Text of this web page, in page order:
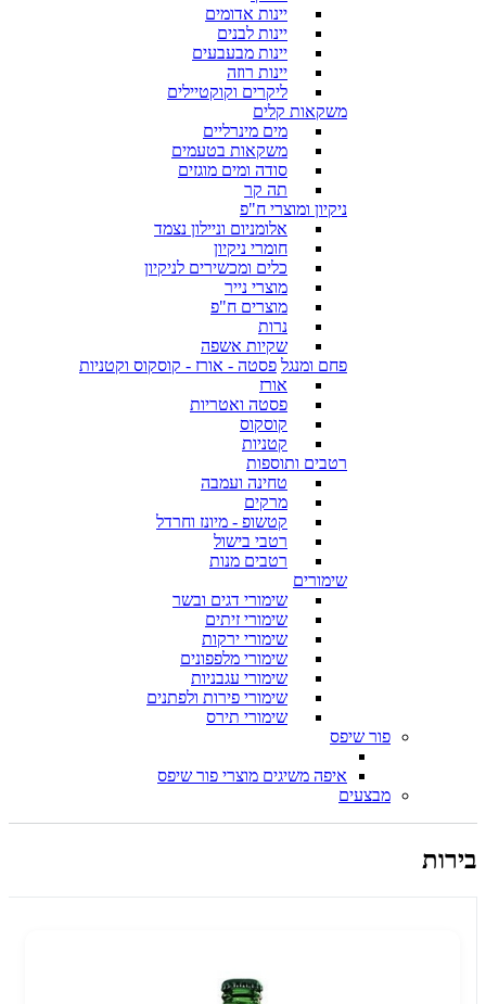
יינות אדומים
יינות לבנים
יינות מבעבעים
יינות רוזה
ליקרים וקוקטיילים
משקאות קלים
מים מינרליים
משקאות בטעמים
סודה ומים מוגזים
תה קר
ניקיון ומוצרי ח"פ
אלומניום וניילון נצמד
חומרי ניקיון
כלים ומכשירים לניקיון
מוצרי נייר
מוצרים ח"פ
נרות
שקיות אשפה
פחם ומנגל פסטה - אורז - קוסקוס וקטניות
אורז
פסטה ואטריות
קוסקוס
קטניות
רטבים ותוספות
טחינה ועמבה
מרקים
קטשופ - מיונז וחרדל
רטבי בישול
רטבים מנות
שימורים
שימורי דגים ובשר
שימורי זיתים
שימורי ירקות
שימורי מלפפונים
שימורי עגבניות
שימורי פירות ולפתנים
שימורי תירס
פור שיפס
איפה משיגים מוצרי פור שיפס
מבצעים
בירות